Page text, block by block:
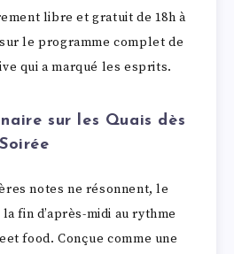
libre et gratuit de 18h à
le programme complet de
qui a marqué les esprits.
sur les Quais dès
notes ne résonnent, le
fin d’après-midi au rythme
food. Conçue comme une